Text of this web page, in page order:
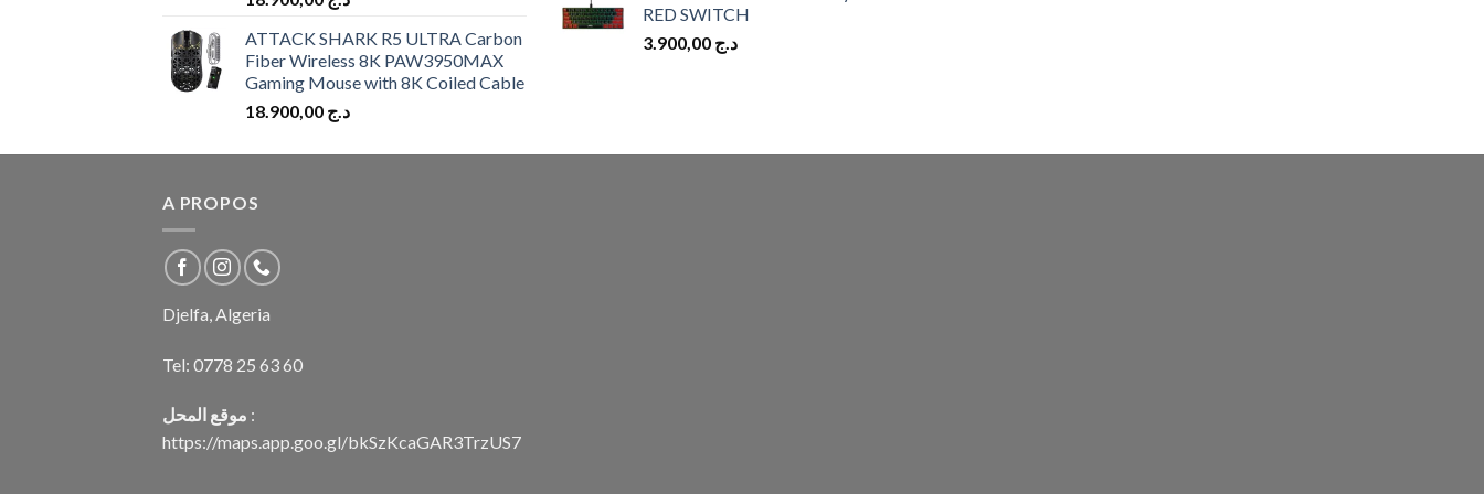
ATTACK SHARK R5 ULTRA Carbon
Fiber Wireless 8K PAW3950MAX
Gaming Mouse with 8K Coiled Cable
د.ج
RED SWITCH
د.ج
A PROPOS
Djelfa, Algeria
Tel: 0778 25 63 60
موقع المحل :
https://maps.app.goo.gl/bkSzKcaGAR3TrzUS7